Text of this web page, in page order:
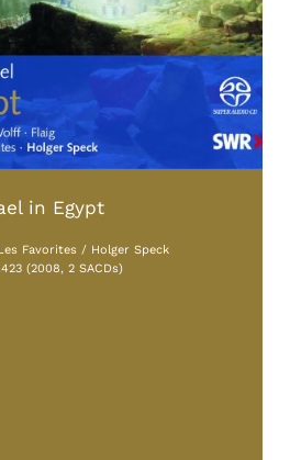
in Egypt
Favorites / Holger Speck
(2008, 2 SACDs)